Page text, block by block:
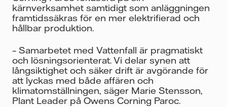
kärnverksamhet samtidigt som anläggningen
framtidssäkras för en mer elektrifierad och
hållbar produktion.
– Samarbetet med Vattenfall är pragmatiskt
och lösningsorienterat. Vi delar synen att
långsiktighet och säker drift är avgörande för
att lyckas med både affären och
klimatomställningen, säger Marie Stensson,
Plant Leader på Owens Corning Paroc.